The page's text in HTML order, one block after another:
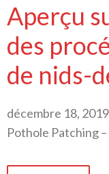
Aperçu
des
de nids-
décembre 18, 2019
Pothole Patching